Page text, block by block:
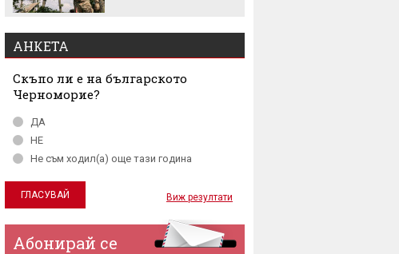
АНКЕТА
Скъпо ли е на българското
Черноморие?
ДА
НЕ
Не съм ходил(а) още тази година
Виж резултати
Абонирай се